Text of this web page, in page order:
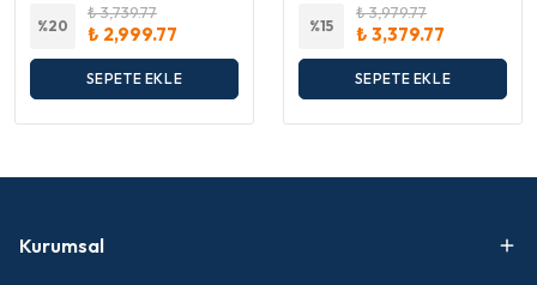
%20
₺ 3,739.77
₺ 2,999.77
SEPETE EKLE
%15
₺ 3,979.77
₺ 3,379.77
SEPETE EKLE
Kurumsal